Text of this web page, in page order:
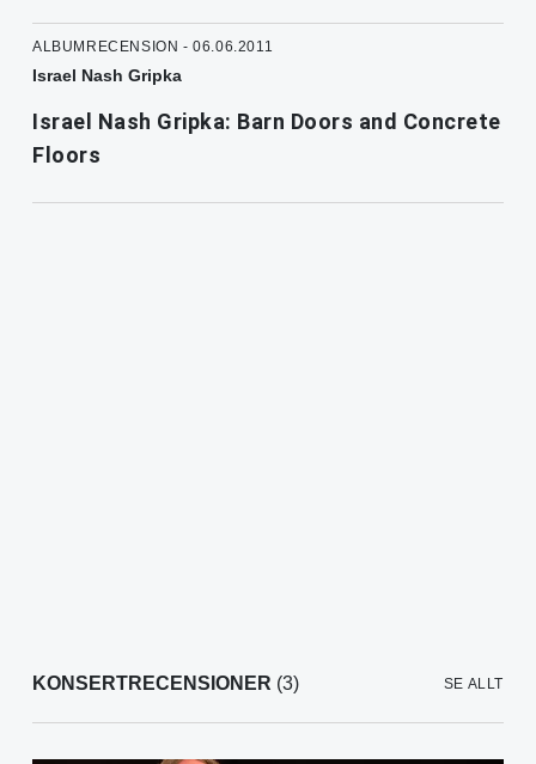
ALBUMRECENSION - 06.06.2011
Israel Nash Gripka
Israel Nash Gripka: Barn Doors and Concrete
Floors
KONSERTRECENSIONER (3) SE ALLT